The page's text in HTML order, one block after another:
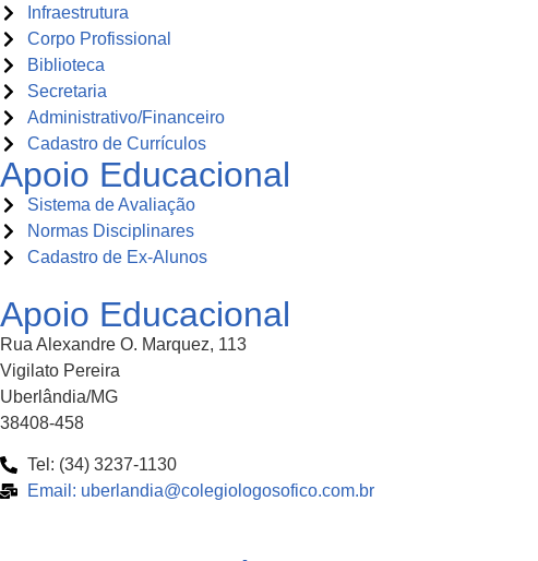
Infraestrutura
Corpo Profissional
Biblioteca
Secretaria
Administrativo/Financeiro
Cadastro de Currículos
Apoio Educacional
Sistema de Avaliação
Normas Disciplinares
Cadastro de Ex-Alunos
Apoio Educacional
Rua Alexandre O. Marquez, 113
Vigilato Pereira
Uberlândia/MG
38408-458
Tel: (34) 3237-1130
Email: uberlandia@colegiologosofico.com.br